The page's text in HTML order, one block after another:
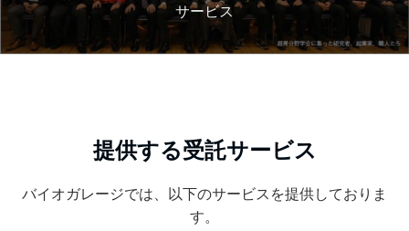
サービス
提供する受託サービス
バイオガレージでは、以下のサービスを提供しておりま
す。